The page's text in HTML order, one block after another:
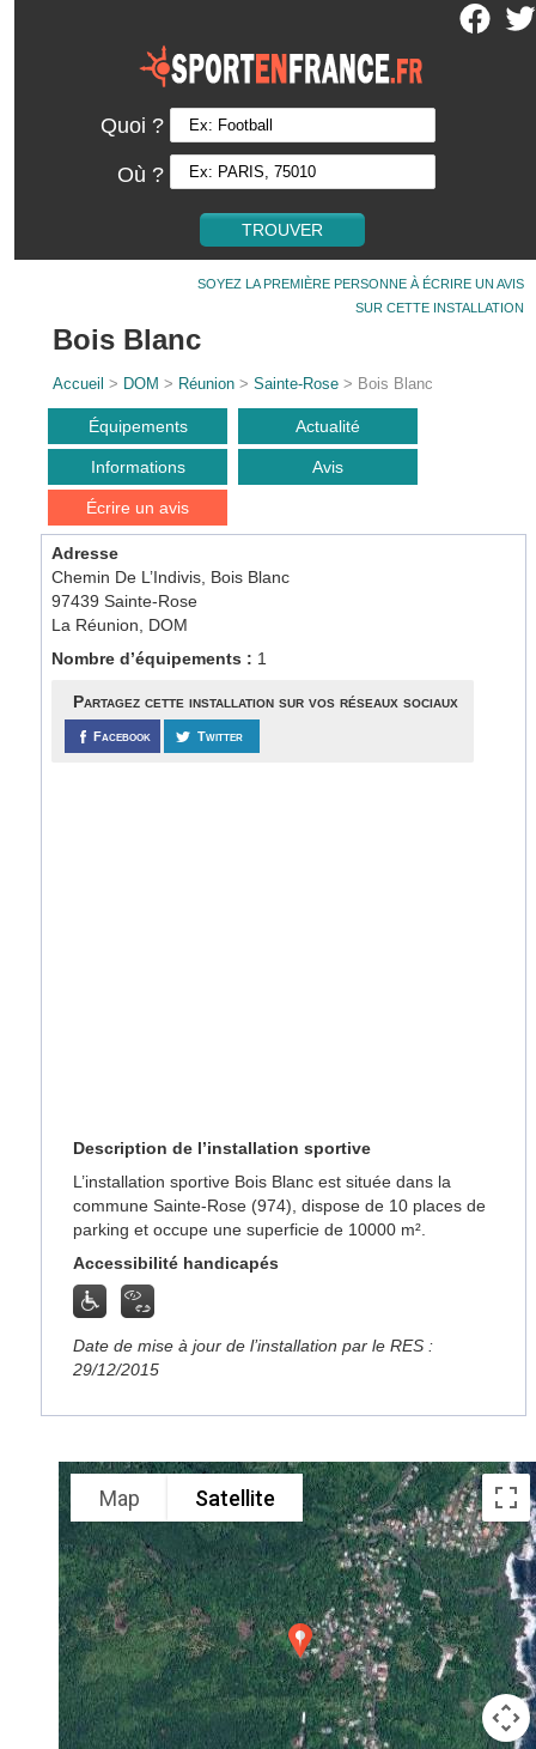
Quoi ?
Où ?
SOYEZ LA PREMIÈRE PERSONNE À ÉCRIRE UN AVIS
SUR CETTE INSTALLATION
Bois Blanc
Accueil > DOM > Réunion >Sainte-Rose > Bois Blanc
Équipements Actualité
Informations Avis
Écrire un avis
Adresse
Chemin De L’Indivis, Bois Blanc
97439 Sainte-Rose
La Réunion, DOM
Nombre d’équipements : 1
Partagez cette installation sur vos réseaux sociaux
Facebook Twitter
Description de l’installation sportive
L’installation sportive Bois Blanc est située dans la
commune Sainte-Rose (974), dispose de 10 places de
parking et occupe une superficie de 10000 m².
Accessibilité handicapés
Date de mise à jour de l’installation par le RES :
29/12/2015
Map Satellite